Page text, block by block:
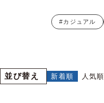
#カジュアル
並び替え 新着順 人気順